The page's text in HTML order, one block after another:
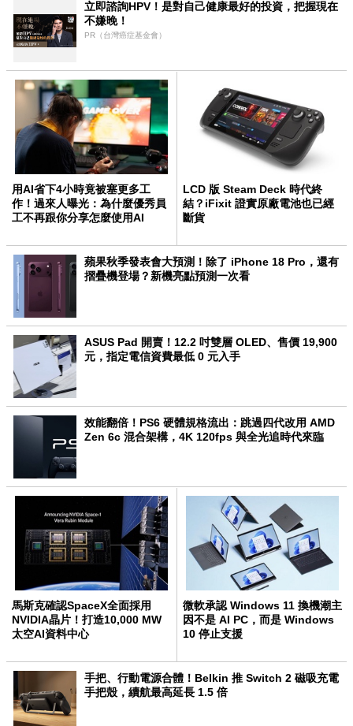
立即諮詢HPV！是對自己健康最好的投資，把握現在
不嫌晚！
PR（台灣癌症基金會）
用AI省下4小時竟被塞更多工
作！過來人曝光：為什麼優秀員
工不再跟你分享怎麼使用AI
LCD 版 Steam Deck 時代終
結？iFixit 證實原廠電池也已經
斷貨
蘋果秋季發表會大預測！除了 iPhone 18 Pro，還有
摺疊機登場？新機亮點預測一次看
ASUS Pad 開賣！12.2 吋雙層 OLED、售價 19,900
元，指定電信資費最低 0 元入手
效能翻倍！PS6 硬體規格流出：跳過四代改用 AMD
Zen 6c 混合架構，4K 120fps 與全光追時代來臨
馬斯克確認SpaceX全面採用
NVIDIA晶片！打造10,000 MW
太空AI資料中心
微軟承認 Windows 11 換機潮主
因不是 AI PC，而是 Windows
10 停止支援
手把、行動電源合體！Belkin 推 Switch 2 磁吸充電
手把殼，續航最高延長 1.5 倍